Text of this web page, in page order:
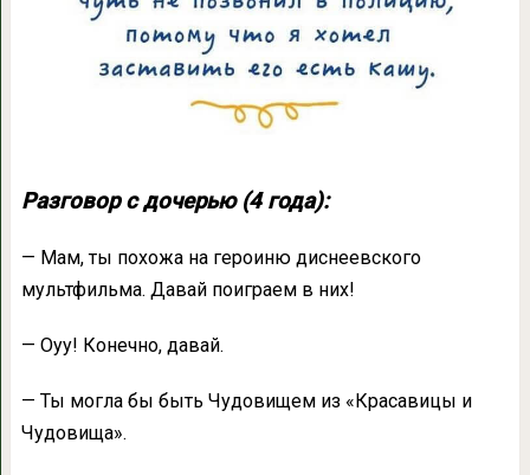
Разговор с дочерью (4 года):
— Мам, ты похожа на героиню диснеевского
мультфильма. Давай поиграем в них!
— Оуу! Конечно, давай.
— Ты могла бы быть Чудовищем из «Красавицы и
Чудовища».